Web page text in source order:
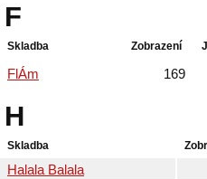
F
Skladba Zobrazení
FlÁm 169
H
Skladba
Halala Balala